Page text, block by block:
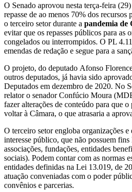
O Senado aprovou nesta terça-feira
repasse de ao menos 70% dos recursos
o terceiro setor durante a pandemia de
evitar que os repasses públicos para as
congelados ou interrompidos. O PL
emendas de redação e segue para a
O projeto, do deputado Afonso
outros deputados, já havia sido
Deputados em dezembro de 2020. No
relator o senador Confúcio Moura
fazer alterações de conteúdo para que
voltar à Câmara, o que atrasaria a
O terceiro setor engloba organizações e
interesse público, que não possuem
associações, fundações, entidades
sociais). Podem contar com as normas
entidades definidas na Lei 13.019, de
atuação conveniadas com o poder
convênios e parcerias.